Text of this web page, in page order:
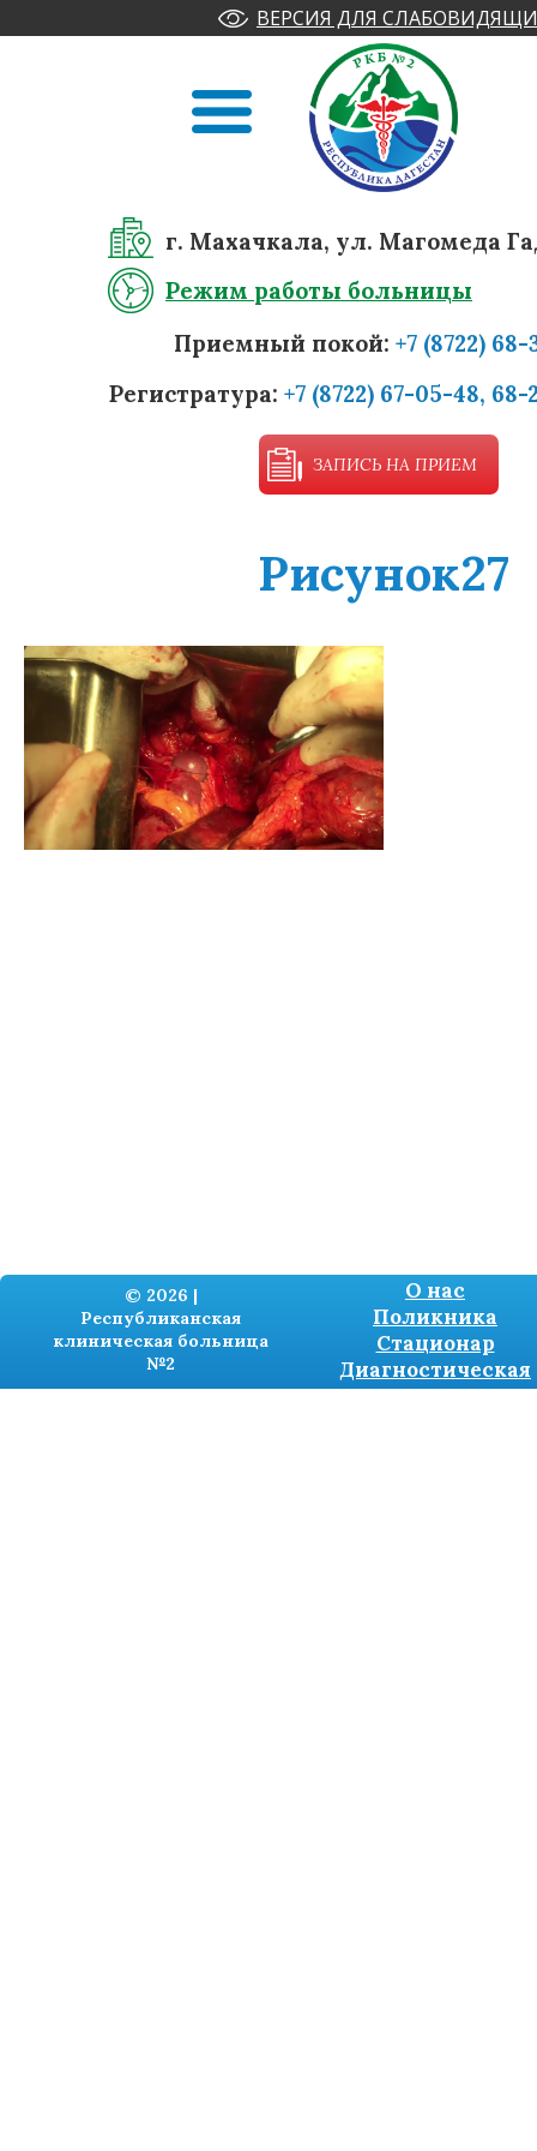
ВЕРСИЯ ДЛЯ
г. Махачкала, ул. Магомеда
Режим работы больницы
Приемный покой: +7 (8722)
Регистратура: +7 (8722) 67-05-48, 68-
ЗАПИСЬ НА ПРИЕМ
Рисунок27
© 2026 |
Республиканская
клиническая больница
№2
О нас
Поликника
Стационар
Диагностическая